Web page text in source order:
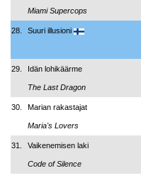
Miami Supercops
28. Suuri illusioni
29. Idän lohikäärme
The Last Dragon
30. Marian rakastajat
Maria's Lovers
31. Vaikenemisen laki
Code of Silence